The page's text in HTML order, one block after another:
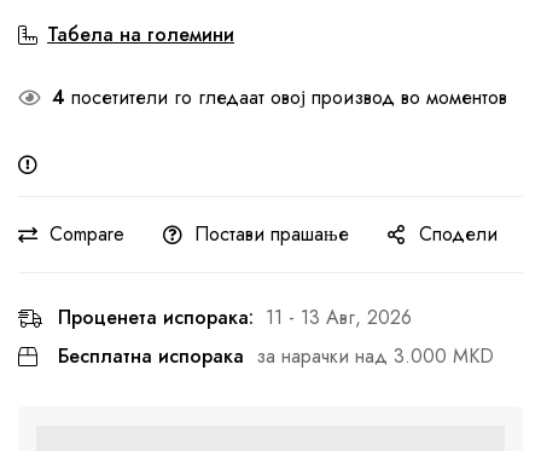
Табела на големини
4 посетители го гледаат овој производ во моментов
Compare Постави прашање Сподели
Проценета испорака: 11 - 13 Авг, 2026
Бесплатна испорака за нарачки над 3.000 MKD